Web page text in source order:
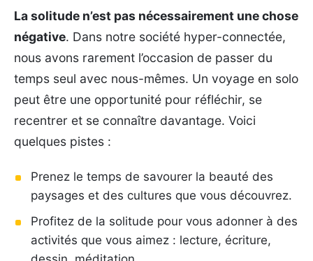
La solitude n’est pas nécessairement une chose
négative. Dans notre société hyper-connectée,
nous avons rarement l’occasion de passer du
temps seul avec nous-mêmes. Un voyage en solo
peut être une opportunité pour réfléchir, se
recentrer et se connaître davantage. Voici
quelques pistes :
Prenez le temps de savourer la beauté des
paysages et des cultures que vous découvrez.
Profitez de la solitude pour vous adonner à des
activités que vous aimez : lecture, écriture,